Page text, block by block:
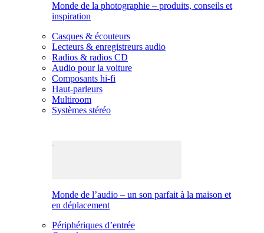
Monde de la photographie – produits, conseils et
inspiration
Casques & écouteurs
Lecteurs & enregistreurs audio
Radios & radios CD
Audio pour la voiture
Composants hi-fi
Haut-parleurs
Multiroom
Systèmes stéréo
Monde de l’audio – un son parfait à la maison et
en déplacement
Périphériques d’entrée